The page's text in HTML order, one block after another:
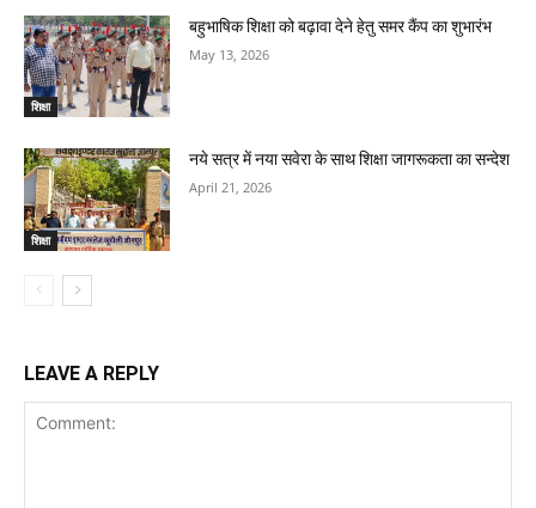
शिक्षा
बहुभाषिक शिक्षा को बढ़ावा देने हेतु समर कैंप का शुभारंभ
May 13, 2026
शिक्षा
नये सत्र में नया सवेरा के साथ शिक्षा जागरूकता का सन्देश
April 21, 2026
LEAVE A REPLY